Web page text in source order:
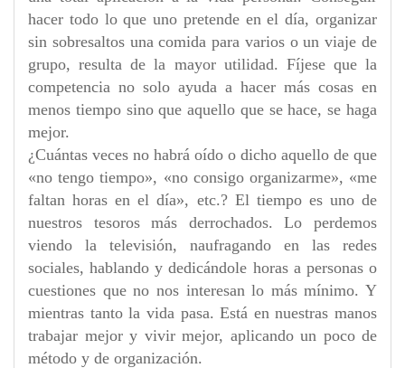
hacer todo lo que uno pretende en el día, organizar
sin sobresaltos una comida para varios o un viaje de
grupo, resulta de la mayor utilidad. Fíjese que la
competencia no solo ayuda a hacer más cosas en
menos tiempo sino que aquello que se hace, se haga
mejor.
¿Cuántas veces no habrá oído o dicho aquello de que
«no tengo tiempo», «no consigo organizarme», «me
faltan horas en el día», etc.? El tiempo es uno de
nuestros tesoros más derrochados. Lo perdemos
viendo la televisión, naufragando en las redes
sociales, hablando y dedicándole horas a personas o
cuestiones que no nos interesan lo más mínimo. Y
mientras tanto la vida pasa. Está en nuestras manos
trabajar mejor y vivir mejor, aplicando un poco de
método y de organización.